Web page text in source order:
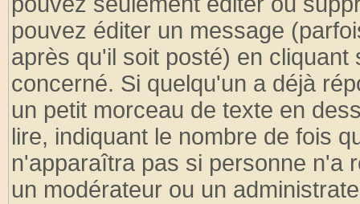
pouvez éditer un message
après qu'il soit posté) en
concerné. Si quelqu'un a déjà
un petit morceau de texte en
lire, indiquant le nombre de fois
n'apparaîtra pas si personne n'a
un modérateur ou un